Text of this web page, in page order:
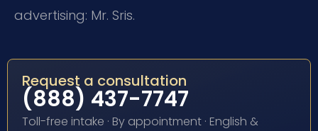
advertising: Mr. Sris.
Request a consultation
(888) 437-7747
Toll-free intake · By appointment · English &